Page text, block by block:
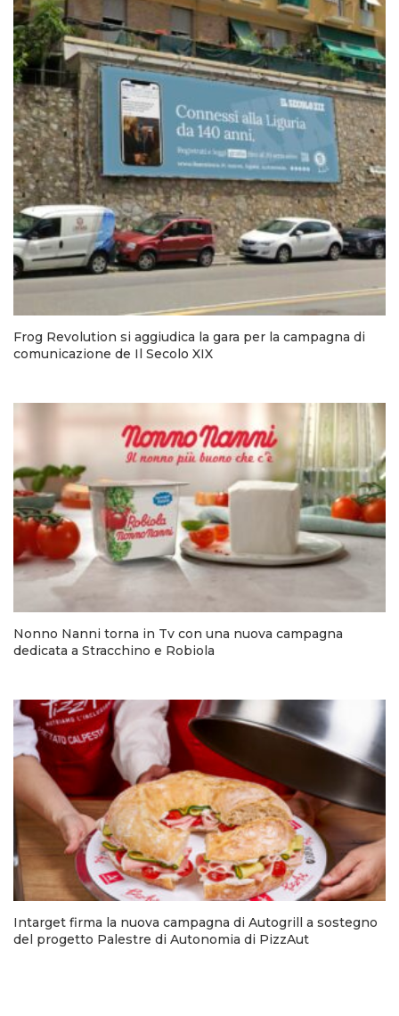
Frog Revolution si aggiudica la gara per la campagna di
comunicazione de Il Secolo XIX
Nonno Nanni torna in Tv con una nuova campagna
dedicata a Stracchino e Robiola
Intarget firma la nuova campagna di Autogrill a sostegno
del progetto Palestre di Autonomia di PizzAut